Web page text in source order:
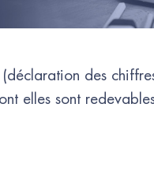
des
elles sont